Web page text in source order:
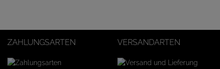
ZAHLUNGSARTEN VERSANDARTEN